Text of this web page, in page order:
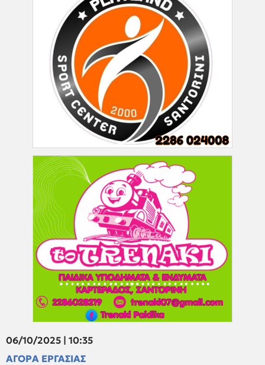
06/10/2025 | 10:35
ΑΓΟΡΑ ΕΡΓΑΣΙΑΣ